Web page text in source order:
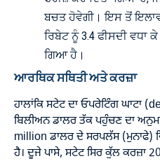
ਬਚਤ ਹੋਵੇਗੀ। ਇਸ ਤੋਂ
ਰਿਬੇਟ ਨੂੰ 3.4 ਫੀਸਦੀ ਵਧਾ
ਗਿਆ ਹੈ।
ਆਰਥਿਕ ਸਥਿਤੀ ਅਤੇ ਕਰਜ਼ਾ
ਹਾਲਾਂਕਿ ਸਟੇਟ ਦਾ ਓਪਰੇਟਿੰਗ ਘਾਟਾ
ਬਿਲੀਅਨ ਡਾਲਰ ਤੱਕ ਪਹੁੰਚਣ ਦਾ
million ਡਾਲਰ ਦੇ ਸਰਪਲੱਸ (ਮੁਨਾਫੇ)
ਹੈ। ਦੂਜੇ ਪਾਸੇ, ਸਟੇਟ ਸਿਰ ਕੁੱਲ ਕਰਜ਼ਾ